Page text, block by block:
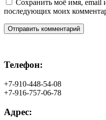
Сохранить моё имя, email
последующих моих
Телефон:
+7-910-448-54-08
+7-916-757-06-78
Адрес: